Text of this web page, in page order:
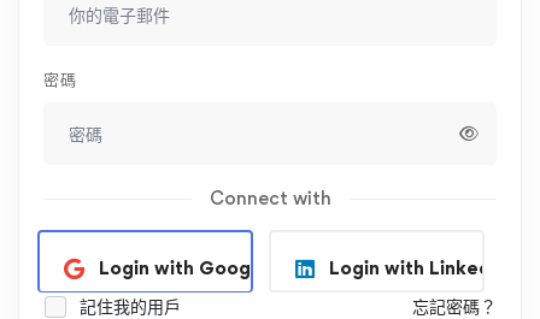
密碼
Connect with
Login with Google
Login with Linkedin
記住我的用戶
忘記密碼？